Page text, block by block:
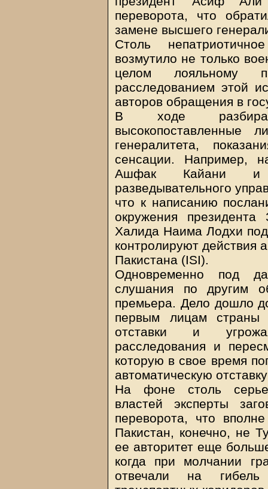
переворота, что
замене высшего
Столь
возмутило не только
целом лояльному
расследованием этой
авторов обращения в
В ходе
высокопоставленные
генералитета,
сенсации. Например,
Ашфак Кайани и
разведывательного
что к написанию
окружения
Халида Наима Лодхи
контролируют действия
Пакистана (ISI).
Одновременно под
слушания по другим
премьера. Дело дошло
первым лицам страны
отставки и
расследования и
которую в свое время
автоматическую
На фоне столь
властей эксперты
переворота, что
Пакистан, конечно, не
ее авторитет еще
когда при молчании
отвечали на